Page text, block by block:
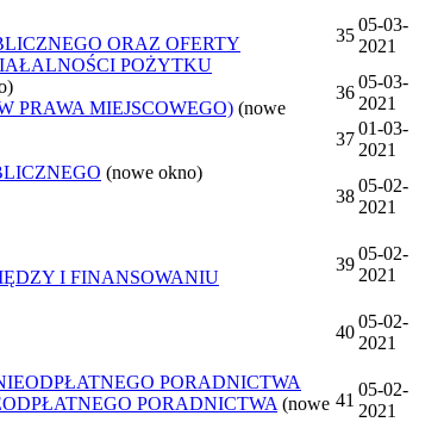
ORAZ OFERTY
POŻYTKU
PRAWA MIEJSCOWEGO) (nowe
(nowe okno)
I FINANSOWANIU
PORADNICTWA
PORADNICTWA (nowe
35
05-03-
2021
36
05-03-
2021
37
01-03-
2021
38
05-02-
2021
39
05-02-
2021
40
05-02-
2021
41
05-02-
2021